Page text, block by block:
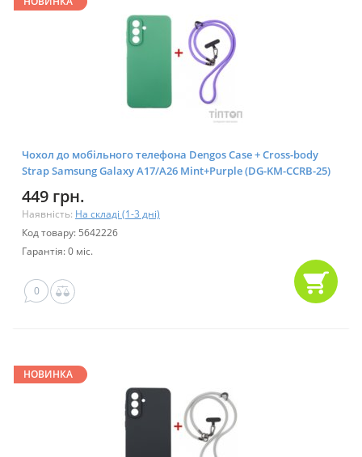
Чохол до мобільного телефона Dengos Case + Cross-body
Strap Samsung Galaxy A17/A26 Mint+Purple (DG-KM-CCRB-25)
449 грн.
Наявність: На складі (1-3 дні)
Код товару: 5642226
Гарантія: 0 міс.
0
НОВИНКА